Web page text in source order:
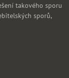
takového sporu
sporů,